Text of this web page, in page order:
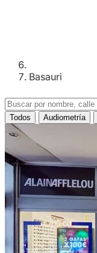
Basauri
Todos Audiometría